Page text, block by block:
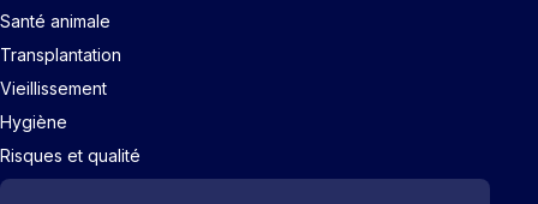
Santé animale
Transplantation
Vieillissement
Hygiène
Risques et qualité